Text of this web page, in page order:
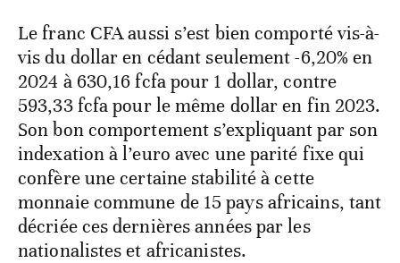
Le franc CFA aussi s’est bien comporté vis-à-
vis du dollar en cédant seulement -6,20% en
2024 à 630,16 fcfa pour 1 dollar, contre
593,33 fcfa pour le même dollar en fin 2023.
Son bon comportement s’expliquant par son
indexation à l’euro avec une parité fixe qui
confère une certaine stabilité à cette
monnaie commune de 15 pays africains, tant
décriée ces dernières années par les
nationalistes et africanistes.